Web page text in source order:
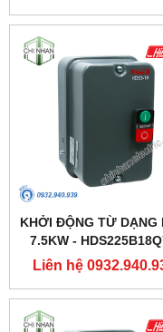
KHỞI ĐỘNG TỪ DẠNG
7.5KW -
HIMEL
Liên hệ